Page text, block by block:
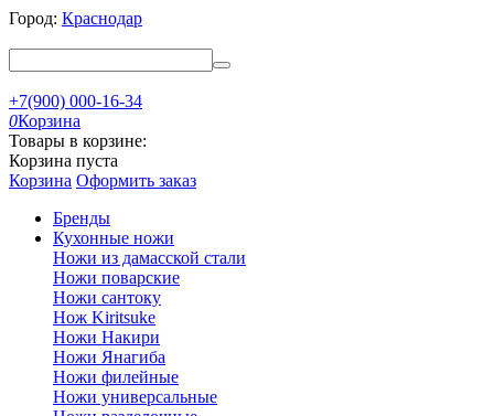
Город: Краснодар
+7(900) 000-16-34
0Корзина
Товары в корзине:
Корзина пуста
Корзина Оформить заказ
Бренды
Кухонные ножи
Ножи из дамасской стали
Ножи поварские
Ножи сантоку
Нож Kiritsuke
Ножи Накири
Ножи Янагиба
Ножи филейные
Ножи универсальные